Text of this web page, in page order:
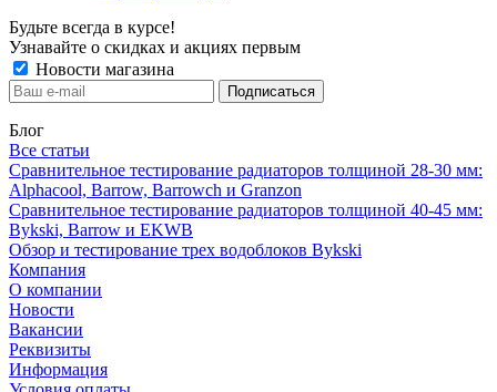
Будьте всегда в курсе!
Узнавайте о скидках и акциях первым
Новости магазина
Блог
Все статьи
Сравнительное тестирование радиаторов толщиной 28-30 мм:
Alphacool, Barrow, Barrowch и Granzon
Сравнительное тестирование радиаторов толщиной 40-45 мм:
Bykski, Barrow и EKWB
Обзор и тестирование трех водоблоков Bykski
Компания
О компании
Новости
Вакансии
Реквизиты
Информация